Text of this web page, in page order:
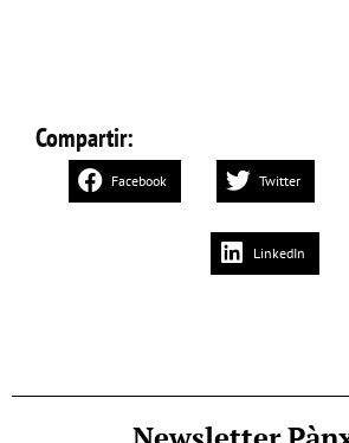
Compartir:
Facebook Twitter
LinkedIn